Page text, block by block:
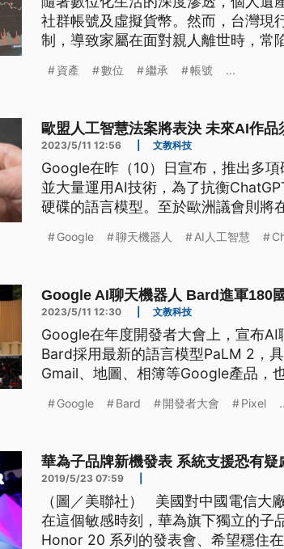
社群帳號及虛擬貨幣。然而，台灣現
制，導致家屬在面對親人離世時，常
圖在隱私權與繼承權之間尋找平衡。
保個人意志的延續，並減輕後輩在處
資產 數位 繼承 帳號 ...
歐盟人工智慧法案將表決 未來AI作品
2023/5/11 12:56 文教科技
Google在昨（10）日宣布，推出多
並大量運用AI技術，為了抗衡
硬碟的語言模型。至於歐洲議會則將
Google 聊天機器人 AI人工智慧
Google AI聊天機器人 Bard進軍180
2023/5/11 12:30 文教科技
Google在年度開發者大會上，宣布
Bard採用最新的語言模型PaLM 2，
Gmail、地圖、相簿等Google產品，
Google Bard 開發者大會 Pixel
華為子品牌新機發表 系統支援恐有疑
2019/5/23 07:59
（圖／美聯社） 美國對中國電信大廠華為祭出封殺令，隨後又宣布延後90天，而
在這個敏感時刻，華為旗下獨立的子
Honor 20 系列的發表會、希望穩住